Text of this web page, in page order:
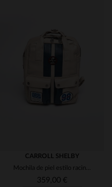
TALLAS DISPONIBLES
43
CARROLL SHELBY
Mochila de piel estilo racing color crudo
359,00 €